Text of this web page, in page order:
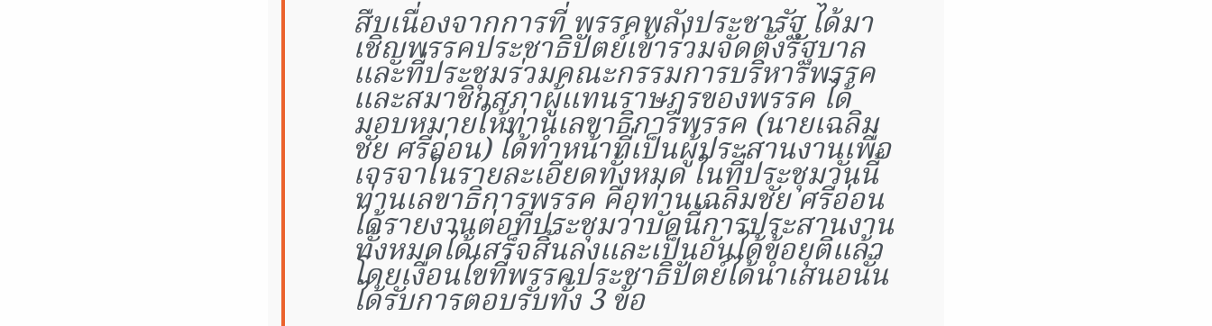
สืบเนื่องจากการที่ พรรคพลังประชารัฐ ได้มา
เชิญพรรคประชาธิปัตย์เข้าร่วมจัดตั้งรัฐบาล
และที่ประชุมร่วมคณะกรรมการบริหารพรรค
และสมาชิกสภาผู้แทนราษฎรของพรรค ได้
มอบหมายให้ท่านเลขาธิการพรรค (นายเฉลิม
ชัย ศรีอ่อน) ได้ทำหน้าที่เป็นผู้ประสานงานเพื่อ
เจรจาในรายละเอียดทั้งหมด ในที่ประชุมวันนี้
ท่านเลขาธิการพรรค คือท่านเฉลิมชัย ศรีอ่อน
ได้รายงานต่อที่ประชุมว่าบัดนี้การประสานงาน
ทั้งหมดได้เสร็จสิ้นลงและเป็นอันได้ข้อยุติแล้ว
โดยเงื่อนไขที่พรรคประชาธิปัตย์ได้นำเสนอนั้น
ได้รับการตอบรับทั้ง 3 ข้อ